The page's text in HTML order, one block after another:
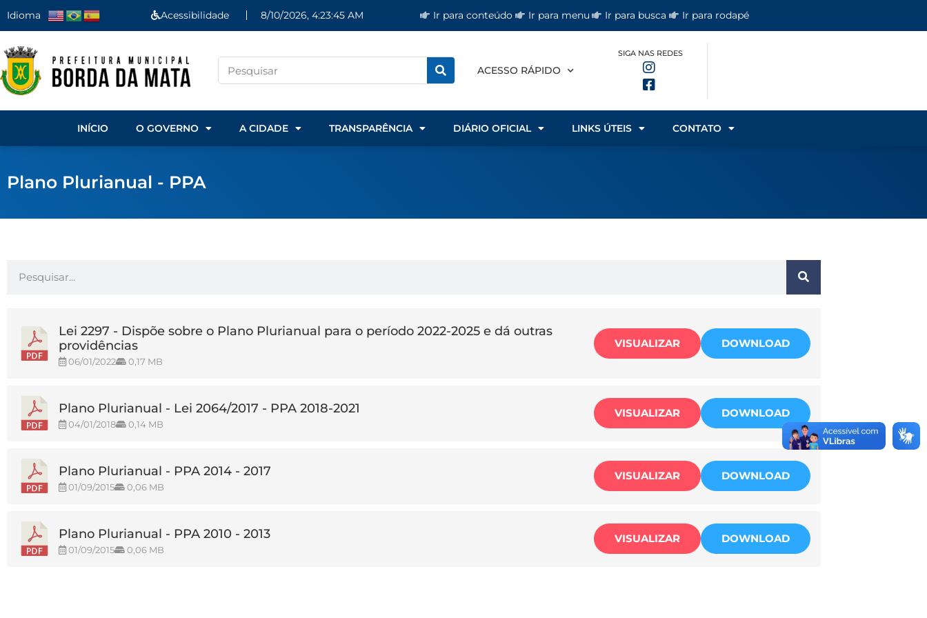
Idioma Acessibilidade 8/10/2026, 4:23:45 AM Ir para conteúdo Ir para menu Ir para busca Ir para rodapé
ACESSO RÁPIDO
SIGA NAS REDES
INÍCIO O GOVERNO A CIDADE TRANSPARÊNCIA DIÁRIO OFICIAL LINKS ÚTEIS CONTATO
Plano Plurianual - PPA
Lei 2297 - Dispõe sobre o Plano Plurianual para o período 2022-2025 e dá outras
providências
06/01/2022 0,17 MB
VISUALIZAR DOWNLOAD
Plano Plurianual - Lei 2064/2017 - PPA 2018-2021
04/01/2018 0,14 MB
VISUALIZAR DOWNLOAD
Plano Plurianual - PPA 2014 - 2017
01/09/2015 0,06 MB
VISUALIZAR DOWNLOAD
Plano Plurianual - PPA 2010 - 2013
01/09/2015 0,06 MB
VISUALIZAR DOWNLOAD